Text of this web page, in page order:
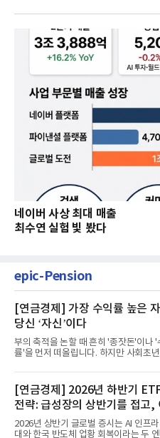
네이버 사상 최대 매출
최수연 실험 빛 봤다
epic-Pension
[연금경제] 가장 수익률 높은
당신 ‘자신’이다
부의 축적을 논할 때 흔히 '종잣돈'이나 '
률'을 먼저 떠올립니다. 하지만 사회초
[연금경제] 2026년 하반기
전략: 급성장의 상반기를 접고,
'실적'이 가르는 하반기를 맞다
2026년 상반기 글로벌 증시는 AI 인프
대와 한국 반도체 업황 회복이라는 두